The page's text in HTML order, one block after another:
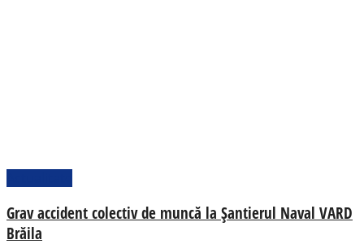
Grav accident colectiv de muncă la Șantierul Naval VARD
Brăila